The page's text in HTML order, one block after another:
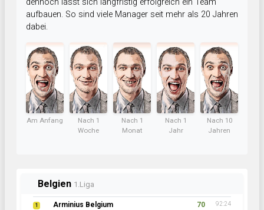
dennoch lässt sich langfristig erfolgreich ein Team
aufbauen. So sind viele Manager seit mehr als 20 Jahren
dabei.
Am Anfang
Nach 1
Woche
Nach 1
Monat
Nach 1
Jahr
Nach 10
Jahren
Belgien 1.Liga
1 Arminius Belgium 70 92:24